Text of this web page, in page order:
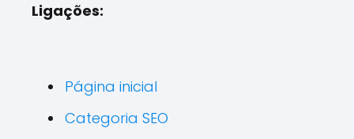
Ligações:
Página inicial
Categoria SEO